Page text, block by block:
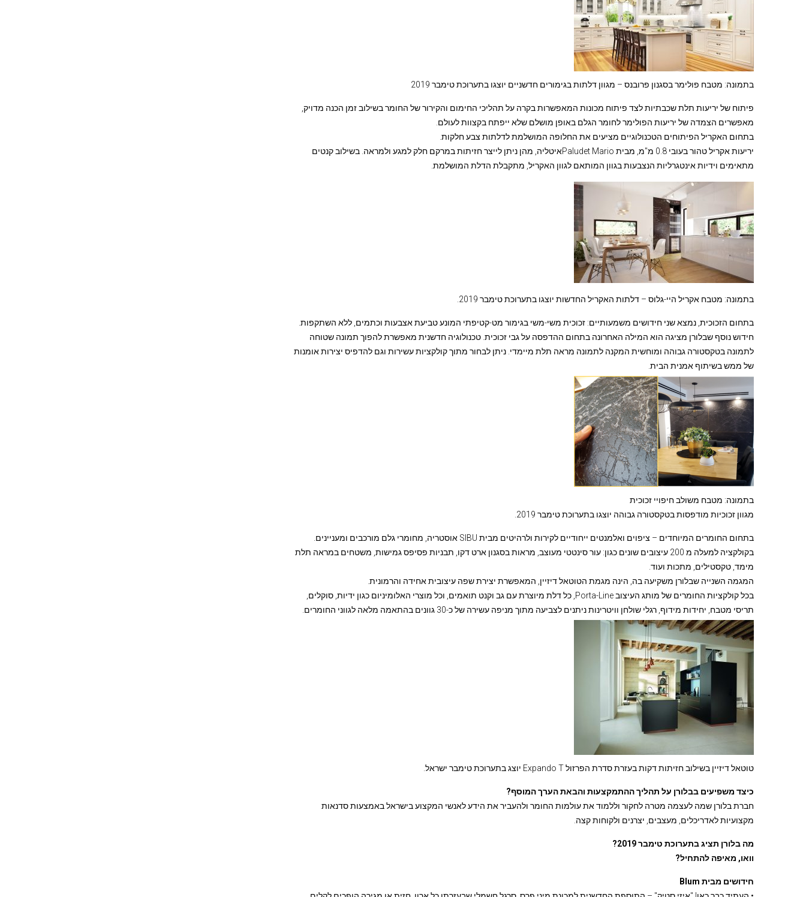
בתמונה: מטבח פולימר בסגנון פרובנס – מגוון דלתות בגימורים חדשניים יוצגו בתערוכת טימבר 2019
פיתוח של יריעות תלת שכבתיות לצד פיתוח מכונות המאפשרות בקרה על תהליכי החימום והקירור של החומר בשילוב זמן הכנה מדויק,
מאפשרים הצמדה של יריעות הפולימר לחומר הגלם באופן מושלם שלא ייפתח בקצוות לעולם.
בתחום האקריל הפיתוחים הטכנולוגיים מציעים את החלופה המושלמת לדלתות צבע חלקות.
יריעות אקריל טהור בעובי 0.8 מ"מ, מבית Paludet Marioאיטליה, מהן ניתן לייצר חזיתות במרקם חלק למגע ולמראה. בשילוב קנטים
מתאימים וידיות אינטגרליות הנצבעות בגוון המותאם לגוון האקריל, מתקבלת הדלת המושלמת.
בתמונה: מטבח אקריל היי-גלוס – דלתות האקריל החדשות יוצגו בתערוכת טימבר 2019.
בתחום הזכוכית, נמצא שני חידושים משמעותיים: זכוכית משי-משי בגימור מט-קטיפתי המונע טביעת אצבעות וכתמים, ללא השתקפות.
חידוש נוסף שבלורן מציגה הוא המילה האחרונה בתחום ההדפסה על גבי זכוכית. טכנולוגיה חדשנית מאפשרת להפוך תמונה שטוחה
לתמונה בטקסטורה גבוהה ומוחשית המקנה לתמונה מראה תלת מיימדי. ניתן לבחור מתוך קולקציות עשירות וגם להדפיס יצירות אומנות
של ממש בשיתוף אמנית הבית.
בתמונה: מטבח משולב חיפויי זכוכית
מגוון זכוכיות מודפסות בטקסטורה גבוהה יוצגו בתערוכת טימבר 2019.
בתחום החומרים המיוחדים – ציפוים ואלמנטים ייחודיים לקירות ולרהיטים מבית SIBU אוסטריה, מחומרי גלם מורכבים ומעניינים.
בקולקציה למעלה מ 200 עיצובים שונים כגון: עור סינטטי מעוצב, מראות בסגנון ארט דקו, תבניות פסיפס גמישות, משטחים במראה תלת
מימד, טקסטילים, מתכות ועוד.
המגמה השנייה שבלורן משקיעה בה, הינה מגמת הטוטאל דיזיין, המאפשרת יצירת שפה עיצובית אחידה והרמונית.
בכל קולקציות החומרים של מותג העיצוב Porta-Line, כל דלת מיוצרת עם גב וקנט תואמים, וכל מוצרי האלומיניום כגון ידיות, סוקלים,
תריסי מטבח, יחידות מידוף, רגלי שולחן וויטרינות ניתנים לצביעה מתוך מניפה עשירה של כ-30 גוונים בהתאמה מלאה לגווני החומרים.
טוטאל דיזיין בשילוב חזיתות דקות בעזרת סדרת הפרזול Expando T יוצג בתערוכת טימבר ישראל.
כיצד משפיעים בבלורן על תהליך ההתמקצעות והבאת הערך המוסף?
חברת בלורן שמה לעצמה מטרה לחקור וללמוד את עולמות החומר ולהעביר את הידע לאנשי המקצוע בישראל באמצעות סדנאות
מקצועיות לאדריכלים, מעצבים, יצרנים ולקוחות קצה.
מה בלורן תציג בתערוכת טימבר 2019?
וואו, מאיפה להתחיל?
חידושים מבית Blum